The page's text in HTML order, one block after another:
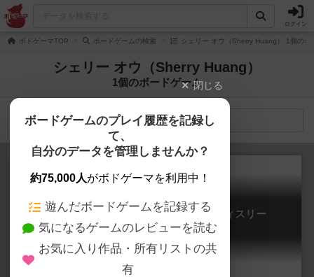
ログイン
ボドゲーマTOP ボードゲームの検索 シェリー オウ（Sherry Huang） 1個のボ
シェリー オウ（Sherry Huang）
1個のボードゲーム
検索メニュー
おねだりパティスリー / ハラグロパティスリー
Frenemy Pastry Party
閉じる
ボードゲームのプレイ履歴を記録し
て、
自分のデータを管理しませんか？
約75,000人がボドゲーマを利用中！
遊んだボードゲームを記録する
気になるゲームのレビューを読む
お気に入り作品・所有リストの共
有